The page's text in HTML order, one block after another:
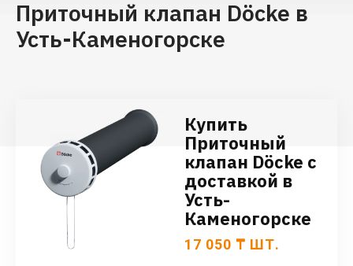
Приточный клапан Döcke в
Усть-Каменогорске
Купить
Приточный
клапан Döcke с
доставкой в
Усть-
Каменогорске
17 050 ₸ ШТ.